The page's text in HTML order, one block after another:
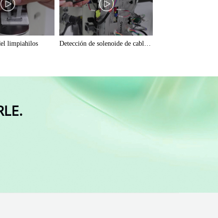
Tipo de motor de husillo
limpiahilos Detección de solenoide de cable suelto